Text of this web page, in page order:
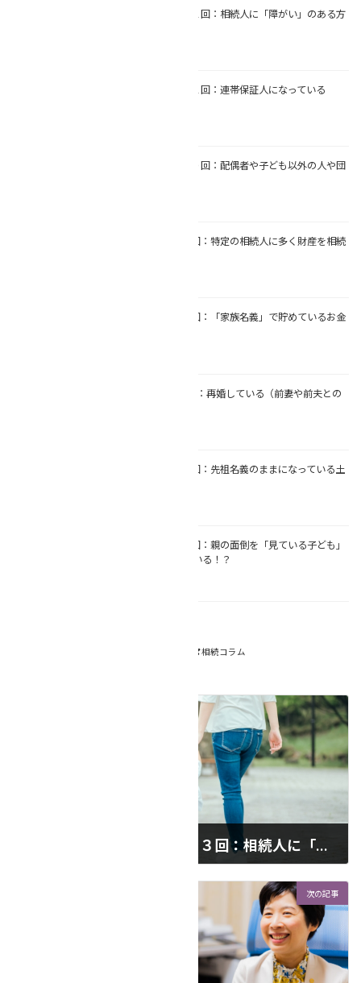
【連続❢相続コラム】第１２回：相続人に「障がい」のある方
【連続❢相続コラム】第１１回：連帯保証人になっている
【連続❢相続コラム】第１０回：配偶者や子ども以外の人や団
【連続❢相続コラム】第９回：特定の相続人に多く財産を相続
【連続❢相続コラム】第８回：「家族名義」で貯めているお金
【連続❢相続コラム】第7回：再婚している（前妻や前夫との
【連続❢相続コラム】第６回：先祖名義のままになっている土
【連続❢相続コラム】第５回：親の面倒を「見ている子ども」
と「見ていない子ども」がいる！？
連続❣相続コラム
【連続❢相続コラム】第１３回：相続人に「未成年」の方がいる
次の記事